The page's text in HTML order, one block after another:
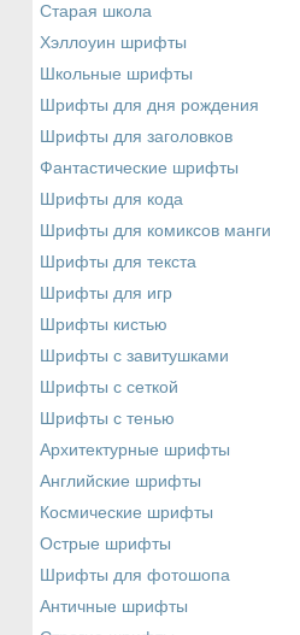
Старая школа
Хэллоуин шрифты
Школьные шрифты
Шрифты для дня рождения
Шрифты для заголовков
Фантастические шрифты
Шрифты для кода
Шрифты для комиксов манги
Шрифты для текста
Шрифты для игр
Шрифты кистью
Шрифты с завитушками
Шрифты с сеткой
Шрифты с тенью
Архитектурные шрифты
Английские шрифты
Космические шрифты
Острые шрифты
Шрифты для фотошопа
Античные шрифты